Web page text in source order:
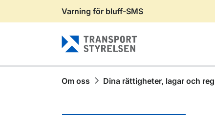
Gå till sidans innehåll
Varning för bluff-SMS
Om oss Dina rättigheter, lagar och